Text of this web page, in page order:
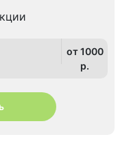
от 1000
p.